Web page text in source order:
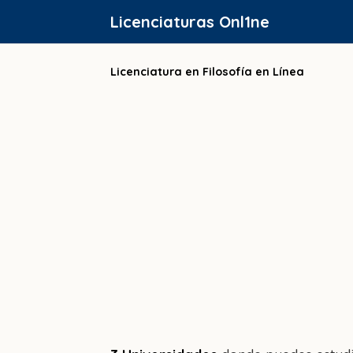
contenido
Licenciaturas Onl1ne
Licenciatura en Filosofía en Línea